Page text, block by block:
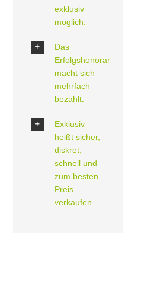
exklusiv
möglich.
Das
Erfolgshonorar
macht sich
mehrfach
bezahlt.
Exklusiv
heißt sicher,
diskret,
schnell und
zum besten
Preis
verkaufen.